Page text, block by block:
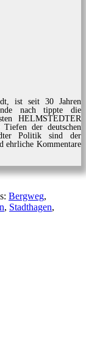
ist seit 30 Jahren
nach tippte die
HELMSTEDTER
der deutschen
Politik sind der
ehrliche Kommentare
Bergweg,
, Stadthagen,